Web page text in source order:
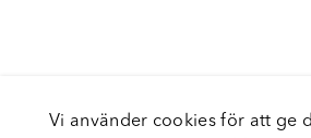
Vi använder cookies för att ge